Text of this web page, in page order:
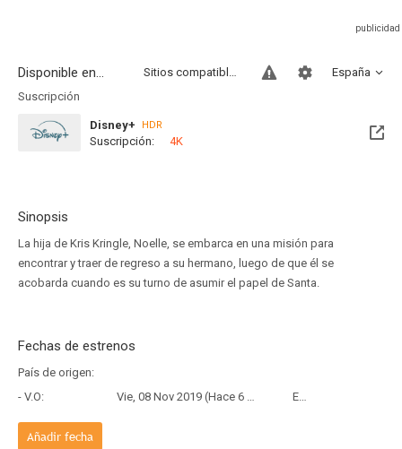
Disponible en... España
Sitios compatibles
Suscripción
Disney+ HDR
Suscripción: 4K
Sinopsis
La hija de Kris Kringle, Noelle, se embarca en una misión para
encontrar y traer de regreso a su hermano, luego de que él se
acobarda cuando es su turno de asumir el papel de Santa.
Fechas de estrenos
País de origen:
- V.O:
Vie, 08 Nov 2019 (Hace 6 años y 8 meses) Estreno
Añadir fecha